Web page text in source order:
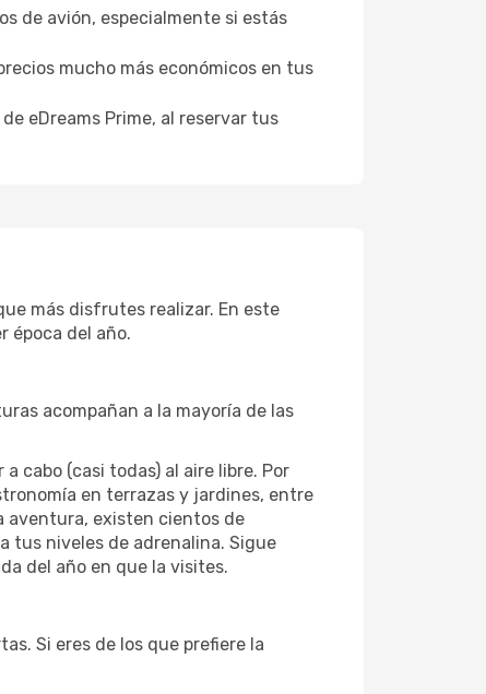
de avión, especialmente si estás
mucho más económicos en tus
eDreams Prime, al reservar tus
más disfrutes realizar. En este
época del año.
acompañan a la mayoría de las
cabo (casi todas) al aire libre. Por
en terrazas y jardines, entre
aventura, existen cientos de
tus niveles de adrenalina. Sigue
del año en que la visites.
Si eres de los que prefiere la